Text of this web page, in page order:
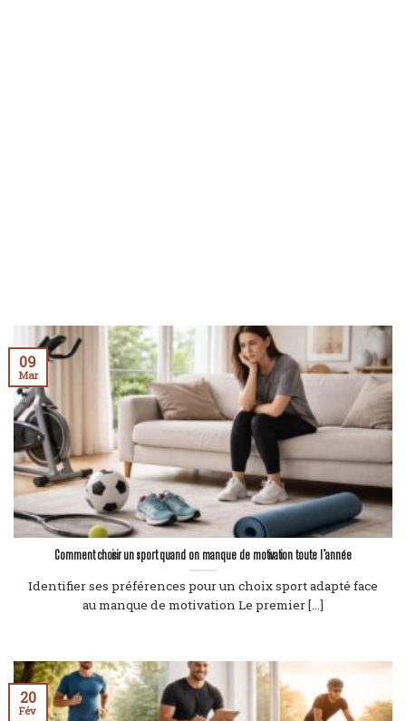
Comment choisir un sport quand on manque de motivation toute l’année
Identifier ses préférences pour un choix sport adapté face
au manque de motivation Le premier [...]
09
Mar
20
Fév